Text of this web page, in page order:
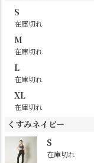
S
在庫切れ
M
在庫切れ
L
在庫切れ
XL
在庫切れ
くすみネイビー
S
在庫切れ